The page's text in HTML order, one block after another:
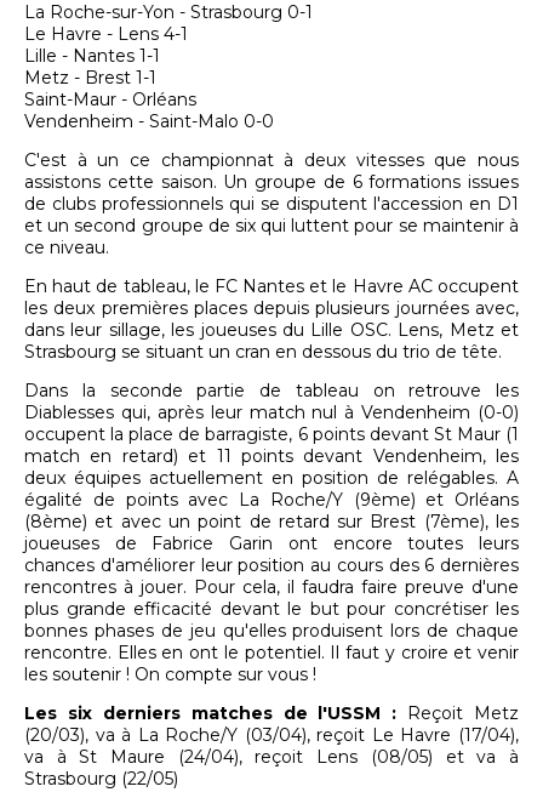
La Roche-sur-Yon - Strasbourg 0-1
Le Havre - Lens 4-1
Lille - Nantes 1-1
Metz - Brest 1-1
Saint-Maur - Orléans
Vendenheim - Saint-Malo 0-0
C'est à un ce championnat à deux vitesses que nous
assistons cette saison. Un groupe de 6 formations issues
de clubs professionnels qui se disputent l'accession en D1
et un second groupe de six qui luttent pour se maintenir à
ce niveau.
En haut de tableau, le FC Nantes et le Havre AC occupent
les deux premières places depuis plusieurs journées avec,
dans leur sillage, les joueuses du Lille OSC. Lens, Metz et
Strasbourg se situant un cran en dessous du trio de tête.
Dans la seconde partie de tableau on retrouve les
Diablesses qui, après leur match nul à Vendenheim (0-0)
occupent la place de barragiste, 6 points devant St Maur (1
match en retard) et 11 points devant Vendenheim, les
deux équipes actuellement en position de relégables. A
égalité de points avec La Roche/Y (9ème) et Orléans
(8ème) et avec un point de retard sur Brest (7ème), les
joueuses de Fabrice Garin ont encore toutes leurs
chances d'améliorer leur position au cours des 6 dernières
rencontres à jouer. Pour cela, il faudra faire preuve d'une
plus grande efficacité devant le but pour concrétiser les
bonnes phases de jeu qu'elles produisent lors de chaque
rencontre. Elles en ont le potentiel. Il faut y croire et venir
les soutenir ! On compte sur vous !
Les six derniers matches de l'USSM :
Reçoit Metz
(20/03), va à La Roche/Y (03/04), reçoit Le Havre (17/04),
va à St Maure (24/04), reçoit Lens (08/05) et va à
Strasbourg (22/05)